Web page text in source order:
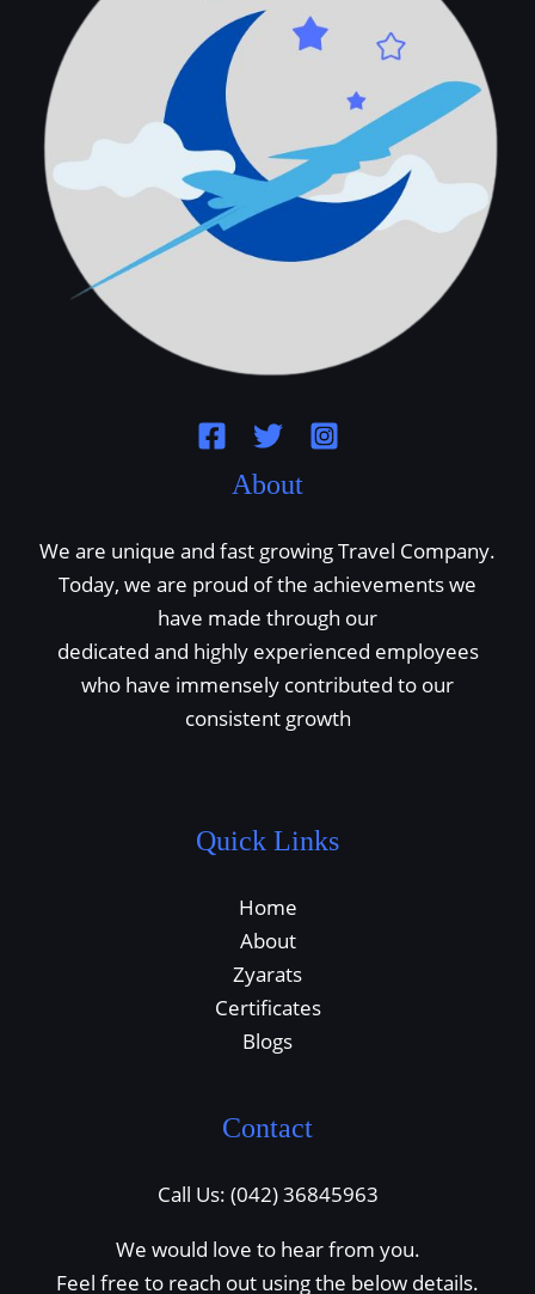
About
We are unique and fast growing Travel Company.
Today, we are proud of the achievements we
have made through our
dedicated and highly experienced employees
who have immensely contributed to our
consistent growth
Quick Links
Home
About
Zyarats
Certificates
Blogs
Contact
Call Us: (042) 36845963
We would love to hear from you.
Feel free to reach out using the below details.